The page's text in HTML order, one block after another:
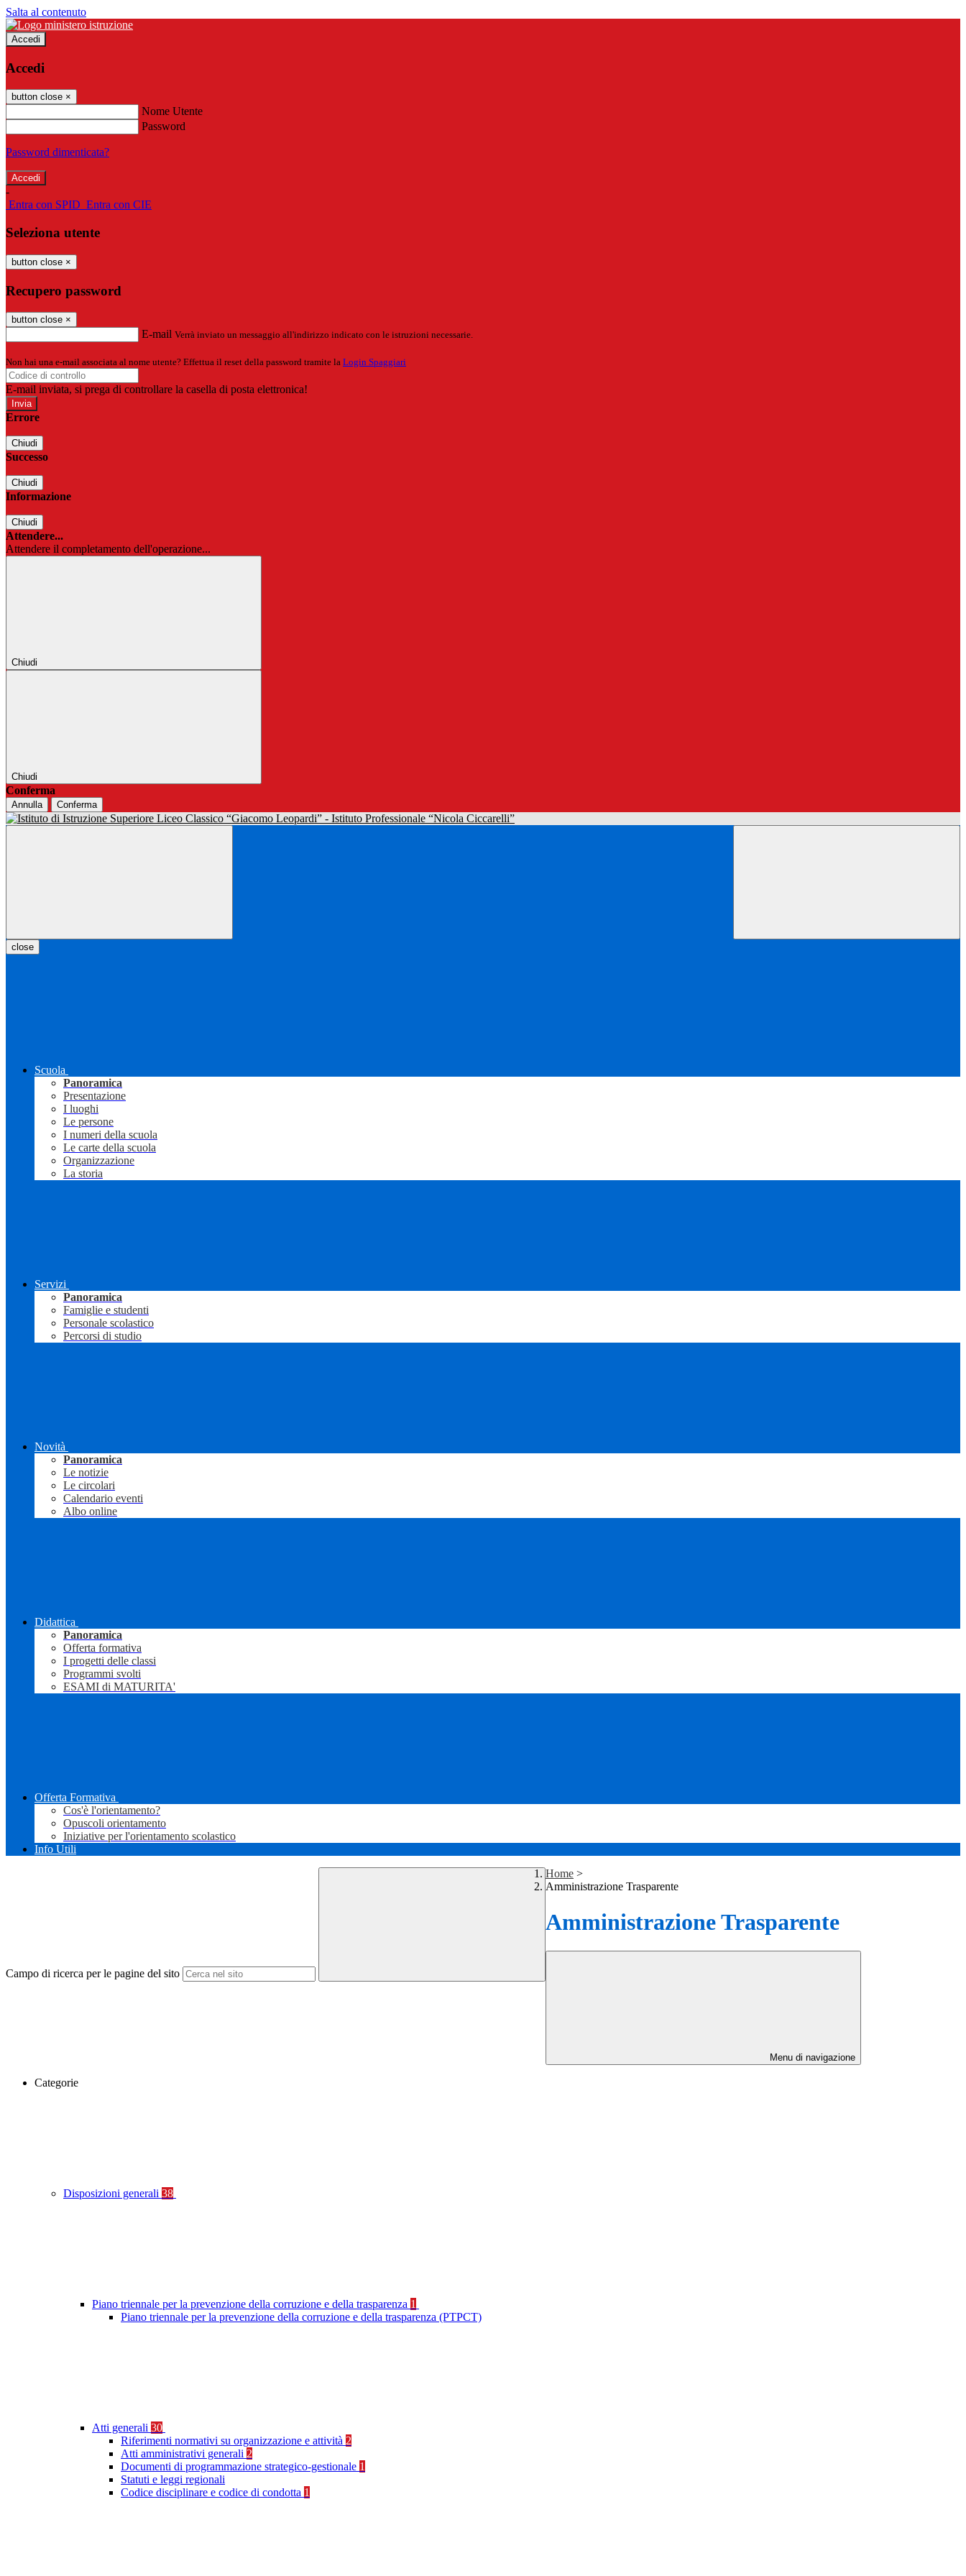
Salta al contenuto
Accedi
Accedi
button close ×
Nome Utente
Password
Password dimenticata?
-
Entra con SPID Entra con CIE
Seleziona utente
button close ×
Recupero password
button close ×
E-mail Verrà inviato un messaggio all'indirizzo indicato con le istruzioni necessarie.
Non hai una e-mail associata al nome utente? Effettua il reset della password tramite la Login Spaggiari
E-mail inviata, si prega di controllare la casella di posta elettronica!
Errore
Chiudi
Successo
Chiudi
Informazione
Chiudi
Attendere...
Attendere il completamento dell'operazione...
Chiudi
Chiudi
Conferma
Annulla Conferma
close
Scuola
Panoramica
Presentazione
I luoghi
Le persone
I numeri della scuola
Le carte della scuola
Organizzazione
La storia
Servizi
Panoramica
Famiglie e studenti
Personale scolastico
Percorsi di studio
Novità
Panoramica
Le notizie
Le circolari
Calendario eventi
Albo online
Didattica
Panoramica
Offerta formativa
I progetti delle classi
Programmi svolti
ESAMI di MATURITA'
Offerta Formativa
Cos'è l'orientamento?
Opuscoli orientamento
Iniziative per l'orientamento scolastico
Info Utili
Campo di ricerca per le pagine del sito
Home >
Amministrazione Trasparente
Amministrazione Trasparente
Menu di navigazione
Categorie
Disposizioni generali 38
Piano triennale per la prevenzione della corruzione e della trasparenza 1
Piano triennale per la prevenzione della corruzione e della trasparenza (PTPCT)
Atti generali 30
Riferimenti normativi su organizzazione e attività 2
Atti amministrativi generali 2
Documenti di programmazione strategico-gestionale 1
Statuti e leggi regionali
Codice disciplinare e codice di condotta 1